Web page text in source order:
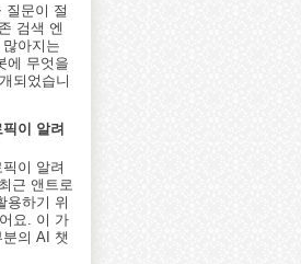
질문이 절
검색 엔
아지는
에 무엇을
되었습니
이 알려
이 알려
근 앤트로
용하기 위
요. 이 가
의 AI 챗